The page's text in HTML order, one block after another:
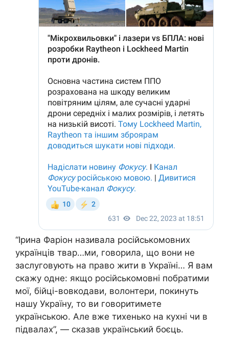
“Ірина Фаріон називала російськомовних
українців твар…ми, говорила, що вони не
заслуговують на право жити в Україні… Я вам
скажу одне: якщо російськомовні побратими
мої, бійці-вовкодави, волонтери, покинуть
нашу Україну, то ви говоритимете
українською. Але вже тихенько на кухні чи в
підвалах”, — сказав український боєць.